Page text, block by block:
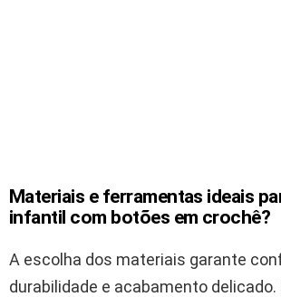
Materiais e ferramentas ideais
infantil com botões em crochê?
A escolha dos materiais garante
durabilidade e acabamento delicado.